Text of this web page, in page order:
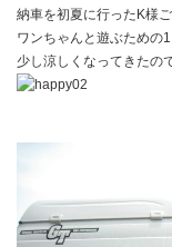
納車を初夏に行ったK様ご
ワンちゃんと遊ぶための
少し涼しくなってきたの